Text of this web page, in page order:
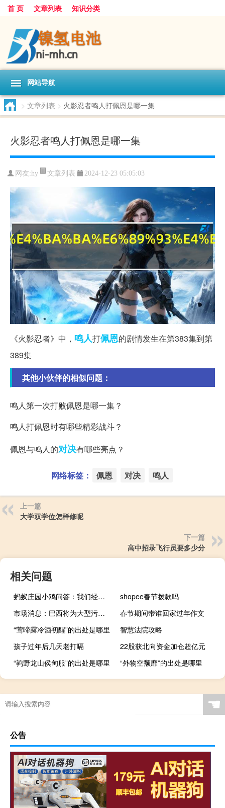
首 页 文章列表 知识分类
网站导航
> 文章列表 > 火影忍者鸣人打佩恩是哪一集
火影忍者鸣人打佩恩是哪一集
网友:hy 文章列表 2024-12-23 05:05:03
《火影忍者》中， 鸣人打佩恩的剧情发生在第383集到第
389集
其他小伙伴的相似问题：
鸣人第一次打败佩恩是哪一集？
鸣人打佩恩时有哪些精彩战斗？
佩恩与鸣人的对决有哪些亮点？
网络标签： 佩恩 对决 鸣人
上一篇
大学双学位怎样修呢
下一篇
高中招录飞行员要多少分
相关问题
蚂蚁庄园小鸡问答：我们经常食用的藕蚂蚁庄园
shopee春节拨款吗
市场消息：巴西将为大型污染企业设定碳排放上限
春节期间带谁回家过年作文
“莺啼露冷酒初醒”的出处是哪里
智慧法院攻略
孩子过年后几天老打嗝
22股获北向资金加仓超亿元
“鹑野龙山侯甸服”的出处是哪里
“外物空颓靡”的出处是哪里
☚
公告